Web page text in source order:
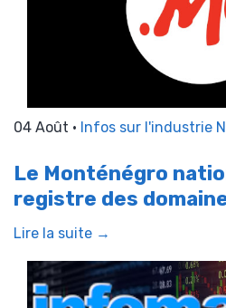
04 Août • Infos sur l'industrie
Le Monténégro
registre des
Lire la suite →